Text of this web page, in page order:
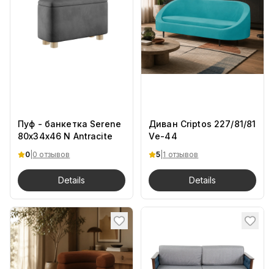
Пуф - банкетка Serene
80х34х46 N Antracite
0 0 отзывов
Details
Диван Criptos 227/81/81
Vе-44
5 1 отзывов
Details